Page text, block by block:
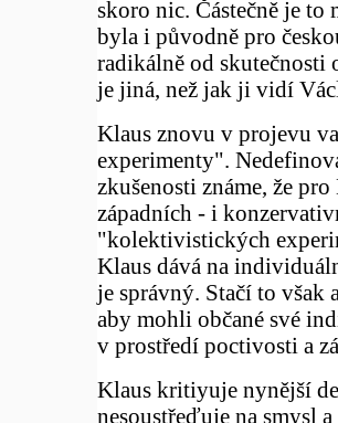
skoro nic. Částečně je to
byla i původně pro
radikálně od skutečnosti
je jiná, než jak ji vidí
Klaus znovu v projevu
experimenty".
zkušenosti známe, že
západních - i
"kolektivistických
Klaus dává na
je správný. Stačí to však
aby mohli občané své
v prostředí poctivosti a
Klaus kritiyuje nynější
nesoustřeďuje na smysl